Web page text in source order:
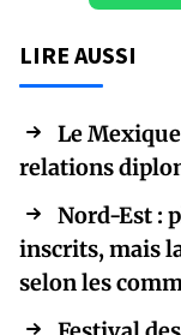
LIRE AUSSI
Le
relations
Nord-Est :
inscrits, mais
selon les